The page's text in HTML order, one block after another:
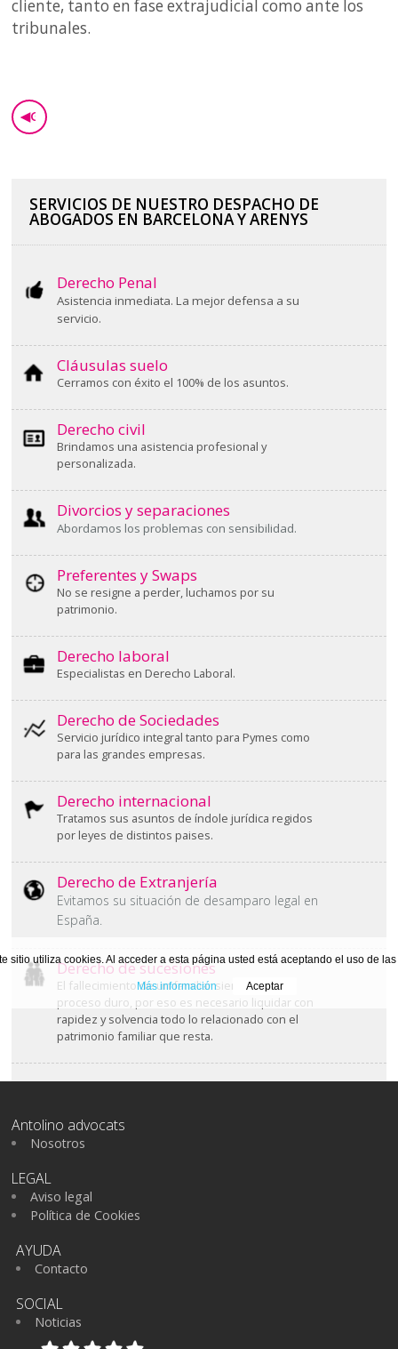
cliente, tanto en fase extrajudicial como ante los
tribunales.
◀GO BACK
SERVICIOS DE NUESTRO DESPACHO DE
ABOGADOS EN BARCELONA Y ARENYS
Derecho Penal
Asistencia inmediata. La mejor defensa a su
servicio.
Cláusulas suelo
Cerramos con éxito el 100% de los asuntos.
Derecho civil
Brindamos una asistencia profesional y
personalizada.
Divorcios y separaciones
Abordamos los problemas con sensibilidad.
Preferentes y Swaps
No se resigne a perder, luchamos por su
patrimonio.
Derecho laboral
Especialistas en Derecho Laboral.
Derecho de Sociedades
Servicio jurídico integral tanto para Pymes como
para las grandes empresas.
Derecho internacional
Tratamos sus asuntos de índole jurídica regidos
por leyes de distintos paises.
Derecho de Extranjería
Evitamos su situación de desamparo legal en
España.
Derecho de sucesiones
El fallecimiento de un familiar siempre es un
proceso duro, por eso es necesario liquidar con
rapidez y solvencia todo lo relacionado con el
patrimonio familiar que resta.
Antolino advocats
Nosotros
LEGAL
Aviso legal
Política de Cookies
AYUDA
Contacto
SOCIAL
Noticias
sitio utiliza cookies. Al acceder a esta página usted está aceptando el uso de las
Más información Aceptar